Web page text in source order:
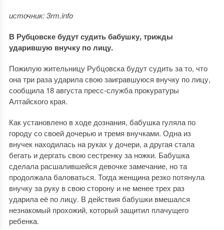
источник: 3rm.info
В Рубцовске будут судить бабушку, трижды
ударившую внучку по лицу.
Пожилую жительницу Рубцовска будут судить за то, что
она три раза ударила свою заигравшуюся внучку по лицу,
сообщила 18 августа пресс-служба прокуратуры
Алтайского края.
Как установлено в ходе дознания, бабушка гуляла по
городу со своей дочерью и тремя внучками. Одна из
внучек находилась на руках у дочери, а другая стала
бегать и дергать свою сестренку за ножки. Бабушка
сделала расшалившейся девочке замечание, но та
продолжала баловаться. Тогда женщина резко потянула
внучку за руку в свою сторону и не менее трех раз
ударила её по лицу. В действия бабушки вмешался
незнакомый прохожий, который защитил плачущего
ребенка.